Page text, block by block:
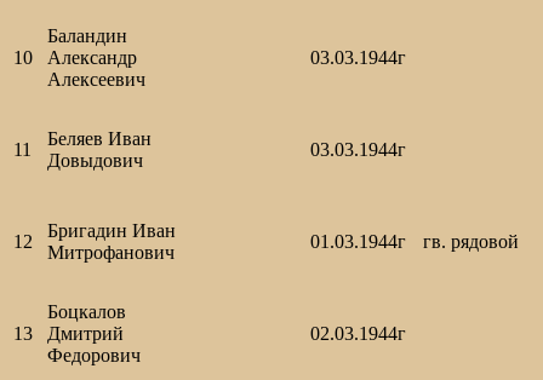
10
Баландин
Александр
Алексеевич
03.03.1944г
11
Беляев Иван
Довыдович
03.03.1944г
12
Бригадин Иван
Митрофанович
01.03.1944г гв. рядовой
13
Боцкалов
Дмитрий
Федорович
02.03.1944г